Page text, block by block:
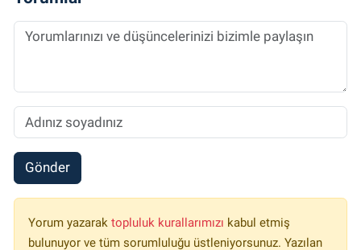
Gönder
Yorum yazarak topluluk kurallarımızı kabul etmiş
bulunuyor ve tüm sorumluluğu üstleniyorsunuz. Yazılan